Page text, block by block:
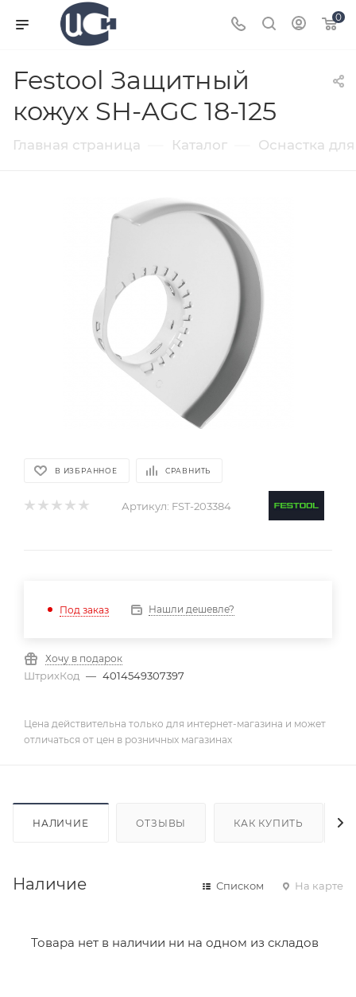
0
Festool Защитный
кожух SH-AGC 18-125
Главная страница Каталог Оснастка
В ИЗБРАННОЕ СРАВНИТЬ
Артикул: FST-203384
Под заказ Нашли дешевле?
Хочу в подарок
ШтрихКод — 4014549307397
Цена действительна только для интернет-магазина и может
отличаться от цен в розничных магазинах
НАЛИЧИЕ ОТЗЫВЫ КАК КУПИТЬ
Наличие Списком На карте
Товара нет в наличии ни на одном из складов